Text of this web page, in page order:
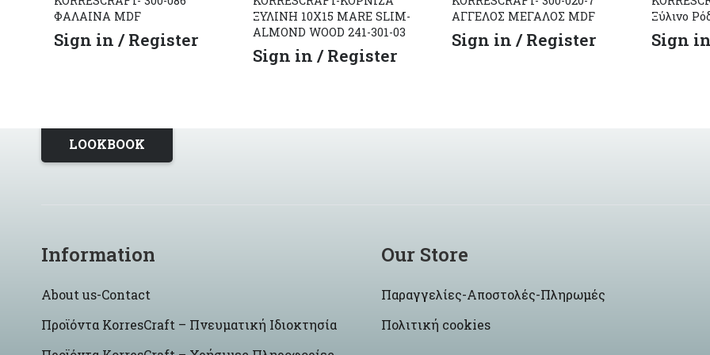
ΦΑΛΑΙΝΑ MDF
Sign in / Register
ΞΥΛΙΝΗ 10X15 MARE SLIM-
ALMOND WOOD 241-301-03
Sign in / Register
ΑΓΓΕΛΟΣ ΜΕΓΑΛΟΣ MDF
Sign in / Register
Ξύλινo
Sign
LOOKBOOK
Information
About us-Contact
Προϊόντα KorresCraft – Πνευματική Ιδιοκτησία
Our Store
Παραγγελίες-Αποστολές-Πληρωμές
Πολιτική cookies